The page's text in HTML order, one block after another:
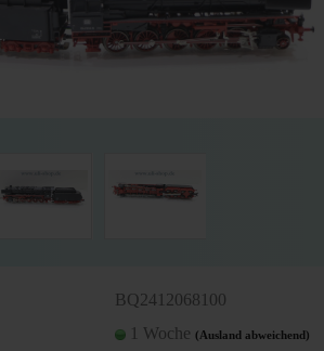
BQ2412068100
1 Woche (Ausland abweichend)